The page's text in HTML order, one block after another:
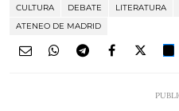
CULTURA DEBATE LITERATURA
ATENEO DE MADRID